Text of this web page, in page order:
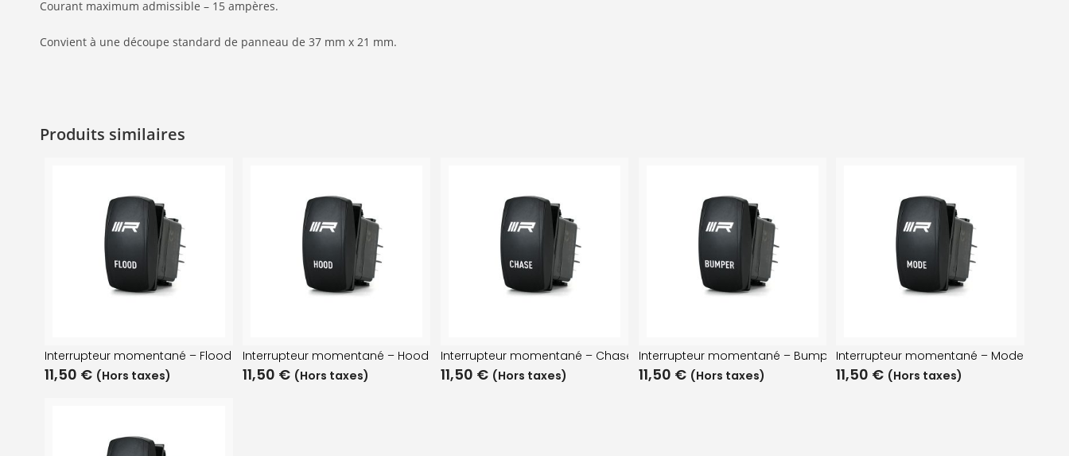
Courant maximum admissible – 15 ampères.
Convient à une découpe standard de panneau de 37 mm x 21 mm.
Produits similaires
Interrupteur momentané – Flood
11,50 € (Hors taxes)
Interrupteur momentané – Hood
11,50 € (Hors taxes)
Interrupteur momentané – Chase
11,50 € (Hors taxes)
Interrupteur momentané – Bumper
11,50 € (Hors taxes)
Interrupteur momentané – Mode
11,50 € (Hors taxes)